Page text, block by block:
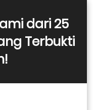
dari 25
Terbukti